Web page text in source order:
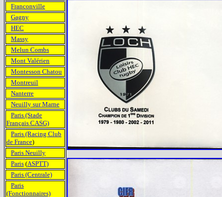
Franconville
Gagny
HEC
Massy
Melun Combs
Mont Valérien
Montesson Chatou
Montreuil
Nanterre
Neuilly sur Marne
Paris (Stade
Français CASG)
Paris (Racing Club
de France)
Paris Neuilly
Paris (ASPTT)
Paris (Centrale)
Paris
(Fonctionnaires)